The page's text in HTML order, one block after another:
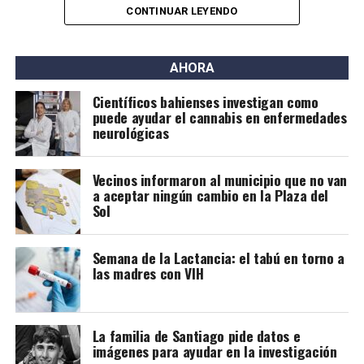
Los primeros estudios que respaldaron esta posibilidad
surgieron en países de bajos ingresos, donde la
Organización Mundial de la Salud (OMS) comenzó a
recomendar la lactancia para personas con VIH bajo
tratamiento.
Investigaciones posteriores confirmaron tasas muy
bajas de transmisión, especialmente cuando el
tratamiento se inició antes del embarazo o en sus
primeras etapas y se mantuvo de forma estricta. Los
pocos casos detectados estuvieron asociados a cargas
virales elevadas o a la interrupción de la medicación.
A partir de esta evidencia, distintas guías
internacionales modificaron sus recomendaciones.
Organismos como la Sociedad Clínica Europea del Sida
CONTINUAR LEYENDO
AHORA
Científicos bahienses investigan como
puede ayudar el cannabis en enfermedades
neurológicas
Vecinos informaron al municipio que no van
a aceptar ningún cambio en la Plaza del
Sol
Semana de la Lactancia: el tabú en torno a
las madres con VIH
La familia de Santiago pide datos e
imágenes para ayudar en la investigación